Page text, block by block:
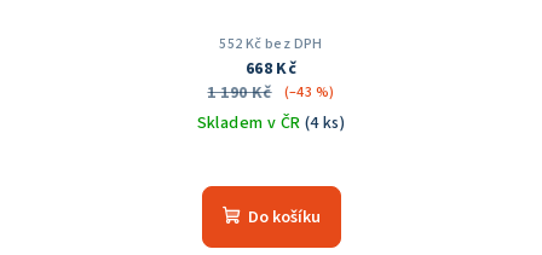
552 Kč bez DPH
668 Kč
1 190 Kč
(–43 %)
Skladem v ČR (4 ks)
hodnocení
produktu
Do košíku